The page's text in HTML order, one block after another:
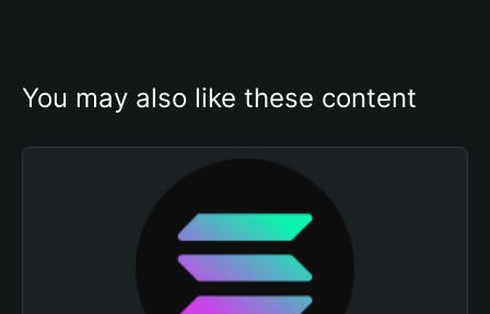
You may also like these content